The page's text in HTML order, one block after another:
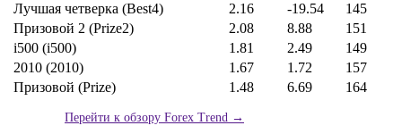
Лучшая четверка (Best4)
2.16 -19.54
145
Призовой 2 (Prize2)
2.08 8.88
151
i500 (i500)
1.81 2.49
149
2010 (2010)
1.67 1.72
157
Призовой (Prize)
1.48 6.69 164
Перейти к обзору Forex Trend →